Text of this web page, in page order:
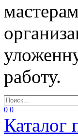
работу.
0 0
Каталог